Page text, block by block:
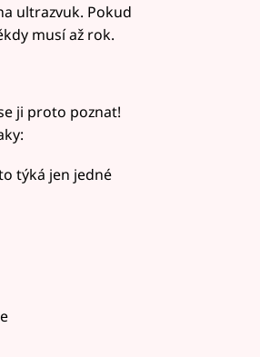
ultrazvuk. Pokud
musí až rok.
ji proto poznat!
týká jen jedné